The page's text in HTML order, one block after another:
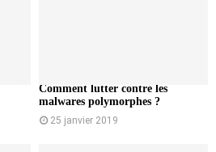
Comment lutter contre les
malwares polymorphes ?
25 janvier 2019